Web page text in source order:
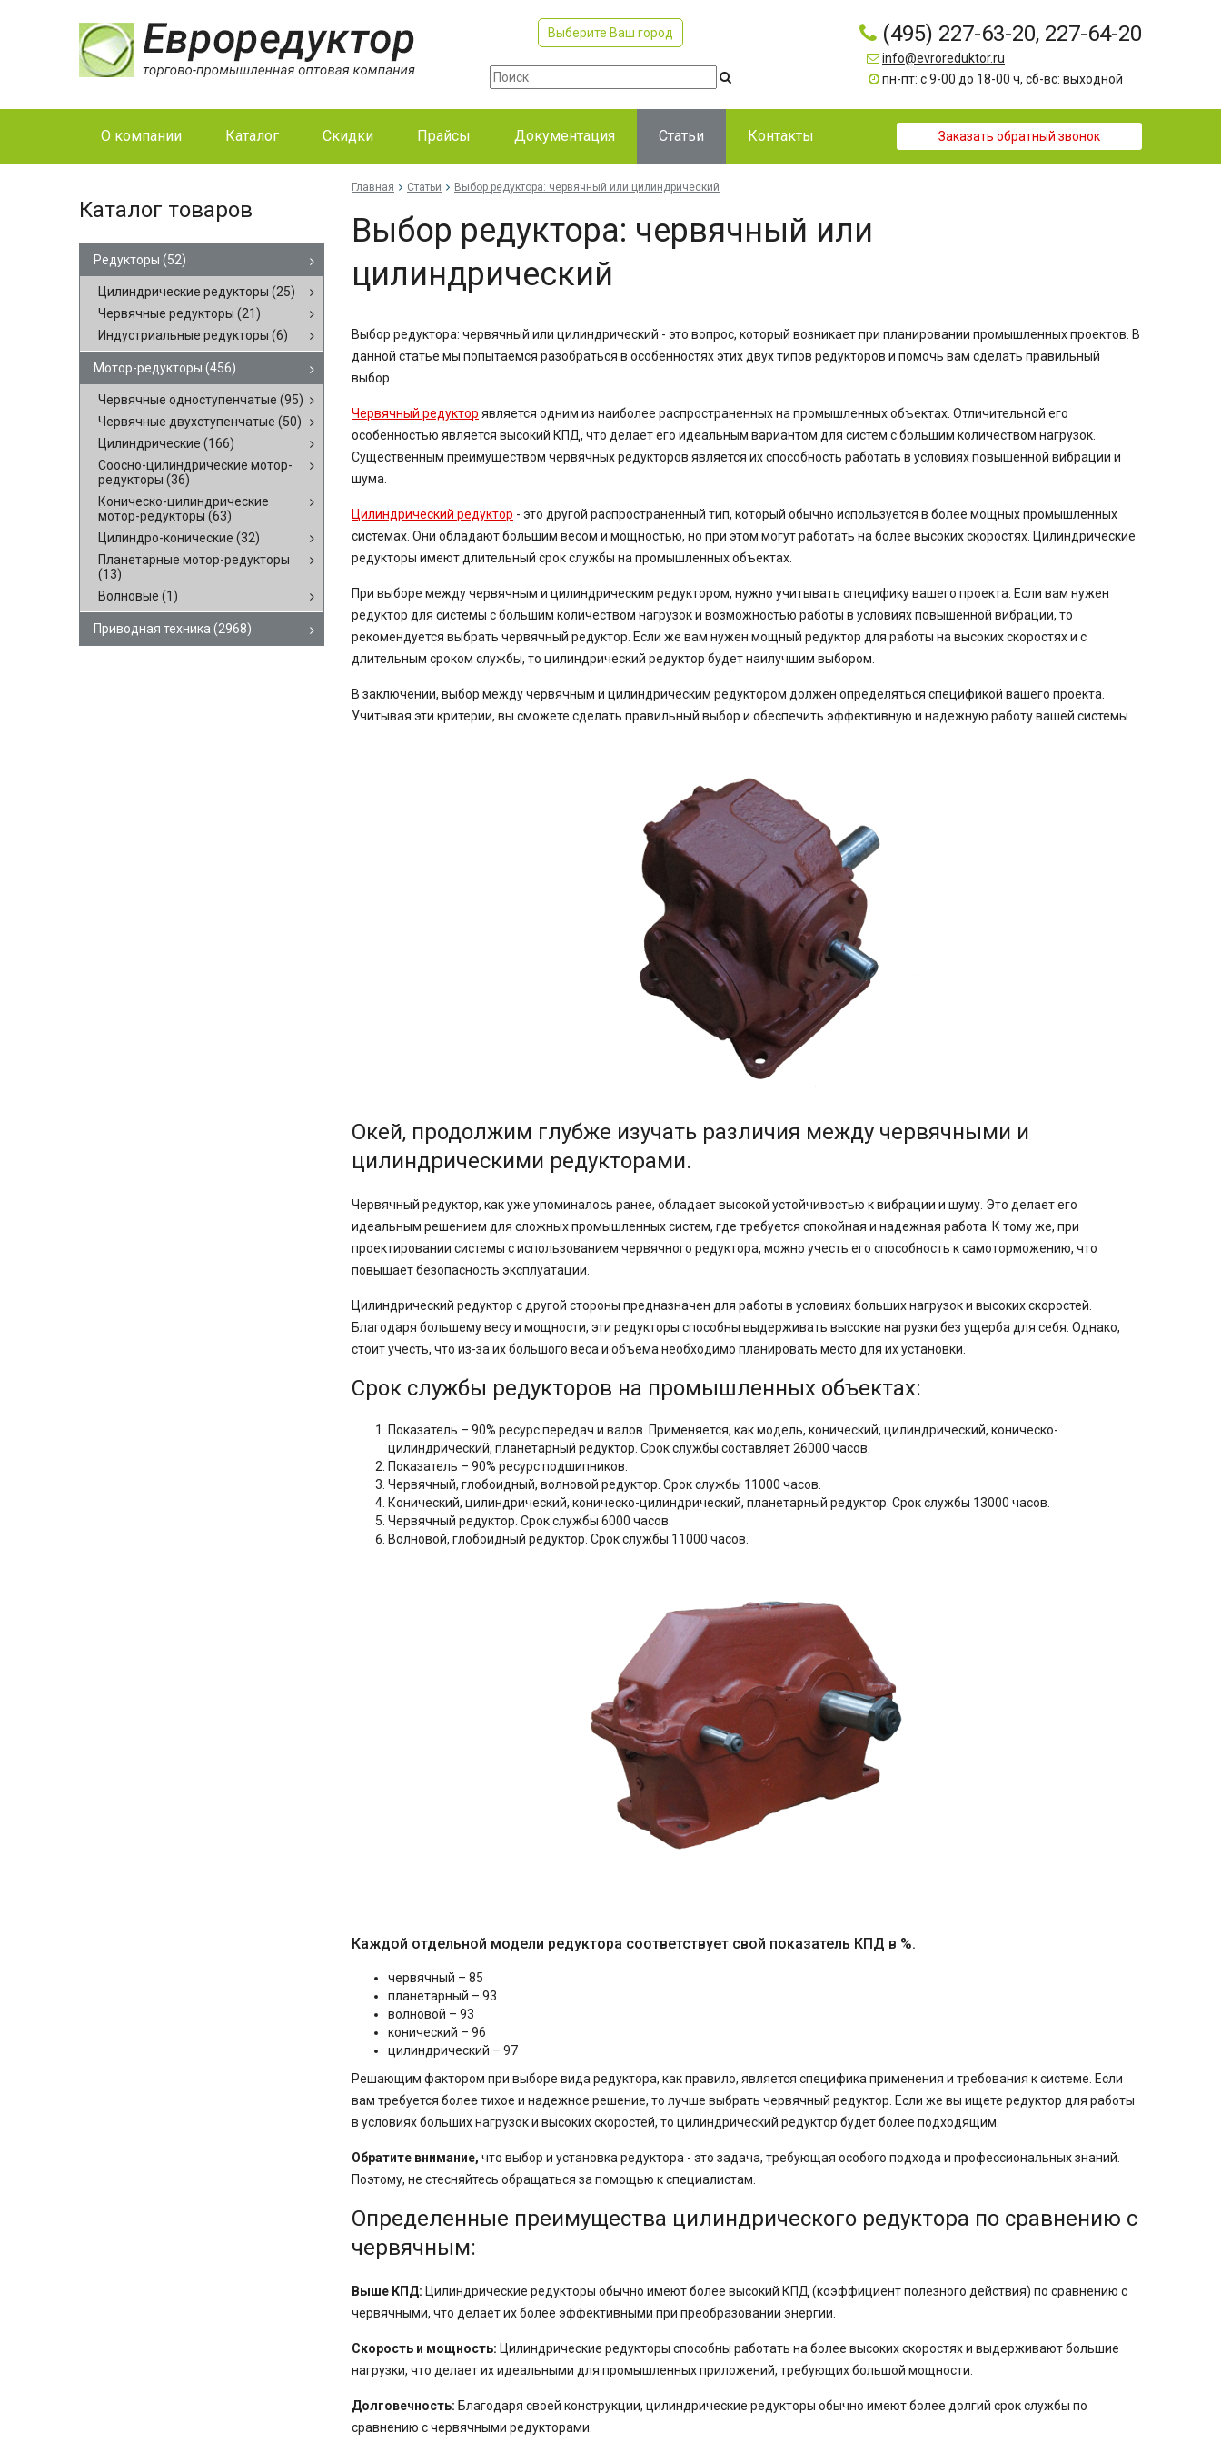
Выберите Ваш город (495) 227-63-20, 227-64-20
info@evroreduktor.ru
пн-пт: с 9-00 до 18-00 ч, сб-вс: выходной
О компании Каталог Скидки Прайсы Документация Статьи Контакты Заказать обратный звонок
Каталог товаров
Редукторы (52)
Цилиндрические редукторы (25)
Червячные редукторы (21)
Индустриальные редукторы (6)
Мотор-редукторы (456)
Червячные одноступенчатые (95)
Червячные двухступенчатые (50)
Цилиндрические (166)
Соосно-цилиндрические мотор-
редукторы (36)
Коническо-цилиндрические
мотор-редукторы (63)
Цилиндро-конические (32)
Планетарные мотор-редукторы
(13)
Волновые (1)
Приводная техника (2968)
Главная Статьи Выбор редуктора: червячный или цилиндрический
Выбор редуктора: червячный или
цилиндрический
Выбор редуктора: червячный или цилиндрический - это вопрос, который возникает при планировании промышленных проектов. В
данной статье мы попытаемся разобраться в особенностях этих двух типов редукторов и помочь вам сделать правильный
выбор.
Червячный редуктор является одним из наиболее распространенных на промышленных объектах. Отличительной его
особенностью является высокий КПД, что делает его идеальным вариантом для систем с большим количеством нагрузок.
Существенным преимуществом червячных редукторов является их способность работать в условиях повышенной вибрации и
шума.
Цилиндрический редуктор - это другой распространенный тип, который обычно используется в более мощных промышленных
системах. Они обладают большим весом и мощностью, но при этом могут работать на более высоких скоростях. Цилиндрические
редукторы имеют длительный срок службы на промышленных объектах.
При выборе между червячным и цилиндрическим редуктором, нужно учитывать специфику вашего проекта. Если вам нужен
редуктор для системы с большим количеством нагрузок и возможностью работы в условиях повышенной вибрации, то
рекомендуется выбрать червячный редуктор. Если же вам нужен мощный редуктор для работы на высоких скоростях и с
длительным сроком службы, то цилиндрический редуктор будет наилучшим выбором.
В заключении, выбор между червячным и цилиндрическим редуктором должен определяться спецификой вашего проекта.
Учитывая эти критерии, вы сможете сделать правильный выбор и обеспечить эффективную и надежную работу вашей системы.
Окей, продолжим глубже изучать различия между червячными и
цилиндрическими редукторами.
Червячный редуктор, как уже упоминалось ранее, обладает высокой устойчивостью к вибрации и шуму. Это делает его
идеальным решением для сложных промышленных систем, где требуется спокойная и надежная работа. К тому же, при
проектировании системы с использованием червячного редуктора, можно учесть его способность к самоторможению, что
повышает безопасность эксплуатации.
Цилиндрический редуктор с другой стороны предназначен для работы в условиях больших нагрузок и высоких скоростей.
Благодаря большему весу и мощности, эти редукторы способны выдерживать высокие нагрузки без ущерба для себя. Однако,
стоит учесть, что из-за их большого веса и объема необходимо планировать место для их установки.
Срок службы редукторов на промышленных объектах:
Показатель – 90% ресурс передач и валов. Применяется, как модель, конический, цилиндрический, коническо-
цилиндрический, планетарный редуктор. Срок службы составляет 26000 часов.
Показатель – 90% ресурс подшипников.
Червячный, глобоидный, волновой редуктор. Срок службы 11000 часов.
Конический, цилиндрический, коническо-цилиндрический, планетарный редуктор. Срок службы 13000 часов.
Червячный редуктор. Срок службы 6000 часов.
Волновой, глобоидный редуктор. Срок службы 11000 часов.
Каждой отдельной модели редуктора соответствует свой показатель КПД в %.
червячный – 85
планетарный – 93
волновой – 93
конический – 96
цилиндрический – 97
Решающим фактором при выборе вида редуктора, как правило, является специфика применения и требования к системе. Если
вам требуется более тихое и надежное решение, то лучше выбрать червячный редуктор. Если же вы ищете редуктор для работы
в условиях больших нагрузок и высоких скоростей, то цилиндрический редуктор будет более подходящим.
Обратите внимание, что выбор и установка редуктора - это задача, требующая особого подхода и профессиональных знаний.
Поэтому, не стесняйтесь обращаться за помощью к специалистам.
Определенные преимущества цилиндрического редуктора по сравнению с
червячным:
Выше КПД: Цилиндрические редукторы обычно имеют более высокий КПД (коэффициент полезного действия) по сравнению с
червячными, что делает их более эффективными при преобразовании энергии.
Скорость и мощность: Цилиндрические редукторы способны работать на более высоких скоростях и выдерживают большие
нагрузки, что делает их идеальными для промышленных приложений, требующих большой мощности.
Долговечность: Благодаря своей конструкции, цилиндрические редукторы обычно имеют более долгий срок службы по
сравнению с червячными редукторами.